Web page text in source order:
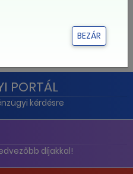
5 6
PORTÁL
kérdésre
díjakkal!
BEZÁR